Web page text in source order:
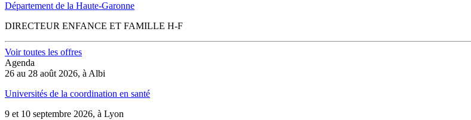
Département de la Haute-Garonne
DIRECTEUR ENFANCE ET FAMILLE H-F
Voir toutes les offres
Agenda
26 au 28 août 2026, à Albi
Universités de la coordination en santé
9 et 10 septembre 2026, à Lyon